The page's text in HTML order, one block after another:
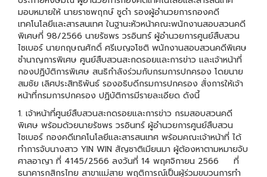
มอบหมายให้ นายราชพฤกษ์ ชูดำ รองผู้อำนวยการกองคดี
เทคโนโลยีและสารสนเทศ ในฐานะหัวหน้าคณะพนักงานสอบสวนคดี
พิเศษที่ 98/2566 นายรัชพร วรอินทร์ ผู้อำนวยการศูนย์สืบสวน
ไซเบอร์ นายกฤษณศักดิ์ ศรีเบญจโชติ พนักงานสอบสวนคดีพิเศษ
ชำนาญการพิเศษ ศูนย์สืบสวนสะกดรอยและการข่าว และเจ้าหน้าที่
กองปฏิบัติการพิเศษ สนธิกำลังร่วมกับกรมการปกครอง โดยนาย
สมชัย เลิศประสิทธิพันธ์ รองอธิบดีกรมการปกครอง สั่งการให้เจ้า
หน้าที่กรมการปกครอง ปฏิบัติการมีรายละเอียด ดังนี้
1. เจ้าหน้าที่ศูนย์สืบสวนสะกดรอยและการข่าว กรมสอบสวนคดี
พิเศษ พร้อมด้วยนายรัชพร วรอินทร์ ผู้อำนวยการศูนย์สืบสวน
ไซเบอร์ กองคดีเทคโนโลยีและสารสนเทศ พร้อมคณะเจ้าหน้าที่ ได้
ทำการจับนางสาว YIN WIN สัญชาติเมียนมา ผู้ต้องหาตามหมายจับ
ศาลอาญา ที่ 4145/2566 ลงวันที่ 14 พฤศจิกายน 2566 ที่
ธนาคารกสิกรไทย สาขาแม่สาย พฤติการณ์เป็นผู้ร่วมขบวนการทำ